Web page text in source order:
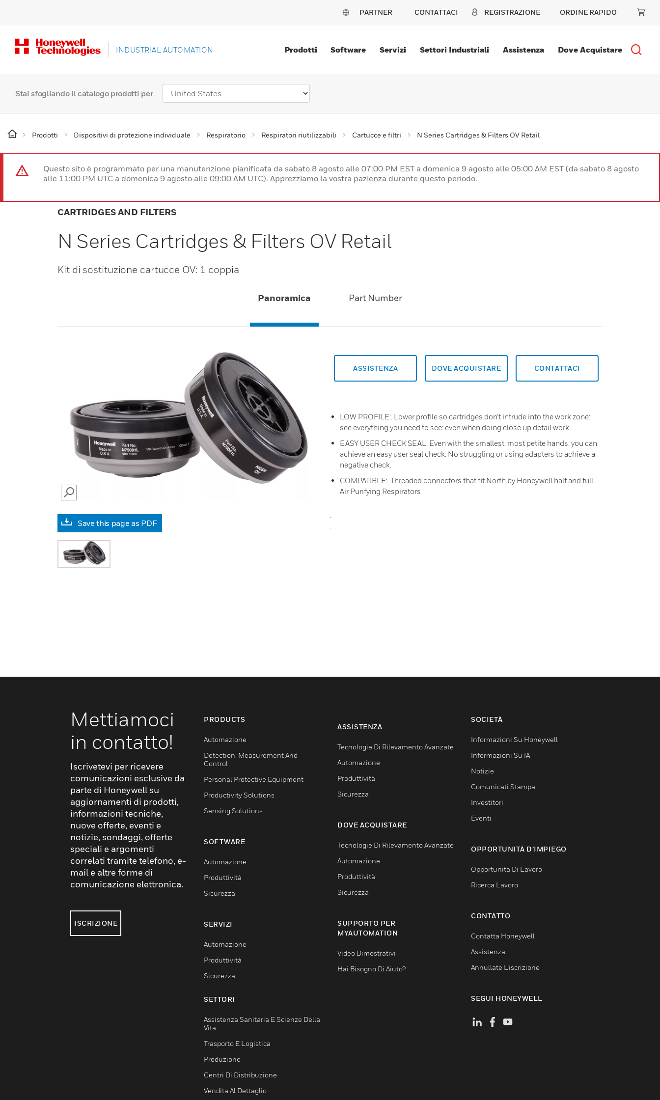
PARTNER CONTATTACI REGISTRAZIONE ORDINE RAPIDO
INDUSTRIAL AUTOMATION Prodotti Software Servizi Settori Industriali Assistenza Dove Acquistare
Stai sfogliando il catalogo prodotti per
Prodotti Dispositivi di protezione individuale Respiratorio Respiratori riutilizzabili Cartucce e filtri N Series Cartridges & Filters OV Retail
Questo sito è programmato per una manutenzione pianificata da sabato 8 agosto alle 07:00 PM EST a domenica 9 agosto alle 05:00 AM EST (da sabato 8 agosto
alle 11:00 PM UTC a domenica 9 agosto alle 09:00 AM UTC). Apprezziamo la vostra pazienza durante questo periodo.
CARTRIDGES AND FILTERS
N Series Cartridges & Filters OV Retail
Kit di sostituzione cartucce OV: 1 coppia
Panoramica Part Number
SEARCH
Save this page as PDF
ASSISTENZA DOVE ACQUISTARE CONTATTACI
LOW PROFILE:. Lower proﬁle so cartridges don’t intrude into the work zone:
see everything you need to see: even when doing close up detail work.
EASY USER CHECK SEAL: Even with the smallest: most petite hands: you can
achieve an easy user seal check. No struggling or using adapters to achieve a
negative check.
COMPATIBLE:. Threaded connectors that ﬁt North by Honeywell half and full
Air Purifying Respirators
Mettiamoci
in contatto!
Iscrivetevi per ricevere
comunicazioni esclusive da
parte di Honeywell su
aggiornamenti di prodotti,
informazioni tecniche,
nuove offerte, eventi e
notizie, sondaggi, offerte
speciali e argomenti
correlati tramite telefono, e-
mail e altre forme di
comunicazione elettronica.
ISCRIZIONE
PRODUCTS
Automazione
Detection, Measurement And
Control
Personal Protective Equipment
Productivity Solutions
Sensing Solutions
SOFTWARE
Automazione
Produttività
Sicurezza
SERVIZI
Automazione
Produttività
Sicurezza
SETTORI
Assistenza Sanitaria E Scienze Della
Vita
Trasporto E Logistica
Produzione
Centri Di Distribuzione
Vendita Al Dettaglio
ASSISTENZA
Tecnologie Di Rilevamento Avanzate
Automazione
Produttività
Sicurezza
DOVE ACQUISTARE
Tecnologie Di Rilevamento Avanzate
Automazione
Produttività
Sicurezza
SUPPORTO PER
MYAUTOMATION
Video Dimostrativi
Hai Bisogno Di Aiuto?
SOCIETÀ
Informazioni Su Honeywell
Informazioni Su IA
Notizie
Comunicati Stampa
Investitori
Eventi
OPPORTUNITÀ D’IMPIEGO
Opportunità Di Lavoro
Ricerca Lavoro
CONTATTO
Contatta Honeywell
Assistenza
Annullate L’iscrizione
SEGUI HONEYWELL